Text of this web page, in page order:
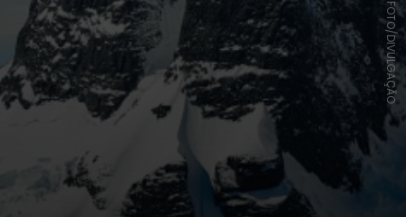
FOTO/DIVULGAÇÃO